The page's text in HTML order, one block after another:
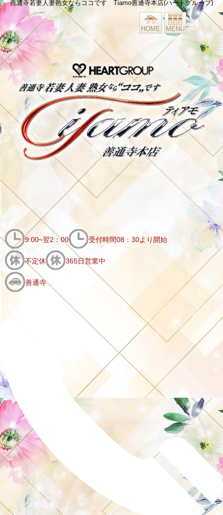
善通寺若妻人妻熟女ならココです Tiamo善通寺本店(ハートグループ)
MENU
HOME
9:00~翌2：00 受付時間08：30より開始
不定休 365日営業中
善通寺